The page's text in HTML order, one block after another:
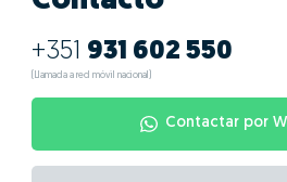
+351 931 602 550
(Llamada a red móvil nacional)
Contactar por